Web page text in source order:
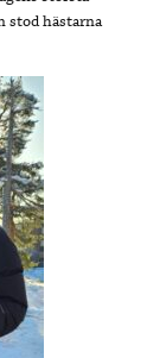
stod hästarna